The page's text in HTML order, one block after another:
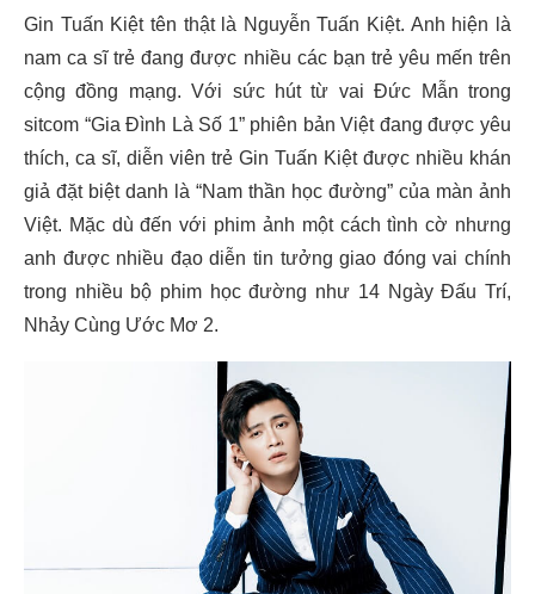
Gin Tuấn Kiệt tên thật là Nguyễn Tuấn Kiệt. Anh hiện là
nam ca sĩ trẻ đang được nhiều các bạn trẻ yêu mến trên
cộng đồng mạng. Với sức hút từ vai Đức Mẫn trong
sitcom “Gia Đình Là Số 1” phiên bản Việt đang được yêu
thích, ca sĩ, diễn viên trẻ Gin Tuấn Kiệt được nhiều khán
giả đặt biệt danh là “Nam thần học đường” của màn ảnh
Việt. Mặc dù đến với phim ảnh một cách tình cờ nhưng
anh được nhiều đạo diễn tin tưởng giao đóng vai chính
trong nhiều bộ phim học đường như 14 Ngày Đấu Trí,
Nhảy Cùng Ước Mơ 2.